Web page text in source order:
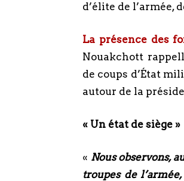
d’élite de l’armée,
La présence des
Nouakchott
de coups d’État
autour de la
« Un état de siège »
« Nous observons,
troupes de